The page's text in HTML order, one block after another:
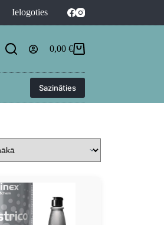
Ielogoties
0,00 €
Sazināties